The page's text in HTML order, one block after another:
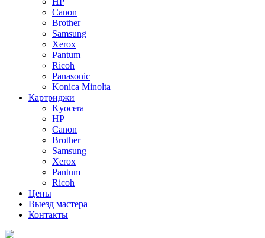
Canon
Brother
Samsung
Xerox
Pantum
Ricoh
Panasonic
Konica Minolta
Картриджи
Kyocera
HP
Canon
Brother
Samsung
Xerox
Pantum
Ricoh
Цены
Выезд мастера
Контакты